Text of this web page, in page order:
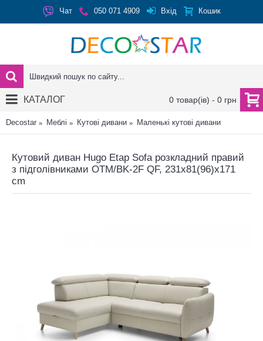
Чат 050 071 4909 Вхід Кошик
0 товар(ів) - 0 грн
КАТАЛОГ
Decostar Меблі Кутові дивани Маленькі кутові дивани
Кутовий диван Hugo Etap Sofa розкладний правий
з підголівниками OTM/BK-2F QF, 231x81(96)x171
cm